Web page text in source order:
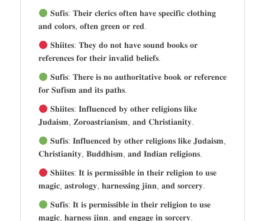
𝐒𝐮𝐟𝐢𝐬: 𝐓𝐡𝐞𝐢𝐫 𝐜𝐥𝐞𝐫𝐢𝐜𝐬 𝐨𝐟𝐭𝐞𝐧 𝐡𝐚𝐯𝐞 𝐬𝐩𝐞𝐜𝐢𝐟𝐢𝐜 𝐜𝐥𝐨𝐭𝐡𝐢𝐧𝐠
𝐚𝐧𝐝 𝐜𝐨𝐥𝐨𝐫𝐬, 𝐨𝐟𝐭𝐞𝐧 𝐠𝐫𝐞𝐞𝐧 𝐨𝐫 𝐫𝐞𝐝.
𝐒𝐡𝐢𝐢𝐭𝐞𝐬: 𝐓𝐡𝐞𝐲 𝐝𝐨 𝐧𝐨𝐭 𝐡𝐚𝐯𝐞 𝐬𝐨𝐮𝐧𝐝 𝐛𝐨𝐨𝐤𝐬 𝐨𝐫
𝐫𝐞𝐟𝐞𝐫𝐞𝐧𝐜𝐞𝐬 𝐟𝐨𝐫 𝐭𝐡𝐞𝐢𝐫 𝐢𝐧𝐯𝐚𝐥𝐢𝐝 𝐛𝐞𝐥𝐢𝐞𝐟𝐬.
𝐒𝐮𝐟𝐢𝐬: 𝐓𝐡𝐞𝐫𝐞 𝐢𝐬 𝐧𝐨 𝐚𝐮𝐭𝐡𝐨𝐫𝐢𝐭𝐚𝐭𝐢𝐯𝐞 𝐛𝐨𝐨𝐤 𝐨𝐫 𝐫𝐞𝐟𝐞𝐫𝐞𝐧𝐜𝐞
𝐟𝐨𝐫 𝐒𝐮𝐟𝐢𝐬𝐦 𝐚𝐧𝐝 𝐢𝐭𝐬 𝐩𝐚𝐭𝐡𝐬.
𝐒𝐡𝐢𝐢𝐭𝐞𝐬: 𝐈𝐧𝐟𝐥𝐮𝐞𝐧𝐜𝐞𝐝 𝐛𝐲 𝐨𝐭𝐡𝐞𝐫 𝐫𝐞𝐥𝐢𝐠𝐢𝐨𝐧𝐬 𝐥𝐢𝐤𝐞
𝐉𝐮𝐝𝐚𝐢𝐬𝐦, 𝐙𝐨𝐫𝐨𝐚𝐬𝐭𝐫𝐢𝐚𝐧𝐢𝐬𝐦, 𝐚𝐧𝐝 𝐂𝐡𝐫𝐢𝐬𝐭𝐢𝐚𝐧𝐢𝐭𝐲.
𝐒𝐮𝐟𝐢𝐬: 𝐈𝐧𝐟𝐥𝐮𝐞𝐧𝐜𝐞𝐝 𝐛𝐲 𝐨𝐭𝐡𝐞𝐫 𝐫𝐞𝐥𝐢𝐠𝐢𝐨𝐧𝐬 𝐥𝐢𝐤𝐞 𝐉𝐮𝐝𝐚𝐢𝐬𝐦,
𝐂𝐡𝐫𝐢𝐬𝐭𝐢𝐚𝐧𝐢𝐭𝐲, 𝐁𝐮𝐝𝐝𝐡𝐢𝐬𝐦, 𝐚𝐧𝐝 𝐈𝐧𝐝𝐢𝐚𝐧 𝐫𝐞𝐥𝐢𝐠𝐢𝐨𝐧𝐬.
𝐒𝐡𝐢𝐢𝐭𝐞𝐬: 𝐈𝐭 𝐢𝐬 𝐩𝐞𝐫𝐦𝐢𝐬𝐬𝐢𝐛𝐥𝐞 𝐢𝐧 𝐭𝐡𝐞𝐢𝐫 𝐫𝐞𝐥𝐢𝐠𝐢𝐨𝐧 𝐭𝐨 𝐮𝐬𝐞
𝐦𝐚𝐠𝐢𝐜, 𝐚𝐬𝐭𝐫𝐨𝐥𝐨𝐠𝐲, 𝐡𝐚𝐫𝐧𝐞𝐬𝐬𝐢𝐧𝐠 𝐣𝐢𝐧𝐧, 𝐚𝐧𝐝 𝐬𝐨𝐫𝐜𝐞𝐫𝐲.
𝐒𝐮𝐟𝐢𝐬: 𝐈𝐭 𝐢𝐬 𝐩𝐞𝐫𝐦𝐢𝐬𝐬𝐢𝐛𝐥𝐞 𝐢𝐧 𝐭𝐡𝐞𝐢𝐫 𝐫𝐞𝐥𝐢𝐠𝐢𝐨𝐧 𝐭𝐨 𝐮𝐬𝐞
𝐦𝐚𝐠𝐢𝐜, 𝐡𝐚𝐫𝐧𝐞𝐬𝐬 𝐣𝐢𝐧𝐧, 𝐚𝐧𝐝 𝐞𝐧𝐠𝐚𝐠𝐞 𝐢𝐧 𝐬𝐨𝐫𝐜𝐞𝐫𝐲.